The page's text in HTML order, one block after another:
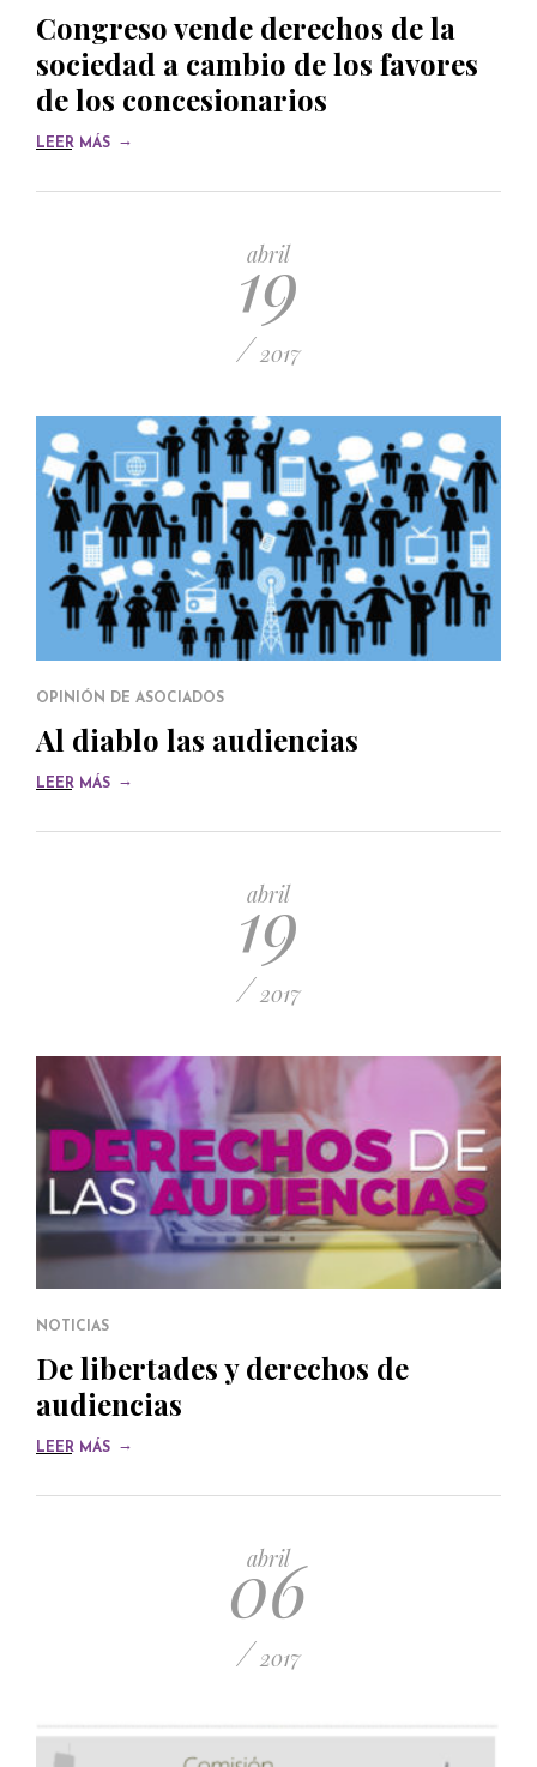
Congreso vende derechos de la
sociedad a cambio de los favores
de los concesionarios
LEER MÁS →
abril
19
/ 2017
OPINIÓN DE ASOCIADOS
Al diablo las audiencias
LEER MÁS →
abril
19
/ 2017
NOTICIAS
De libertades y derechos de
audiencias
LEER MÁS →
abril
06
/ 2017